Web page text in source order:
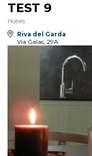
TEST 9
Hotels
Riva del Garda
Via Galas, 29A